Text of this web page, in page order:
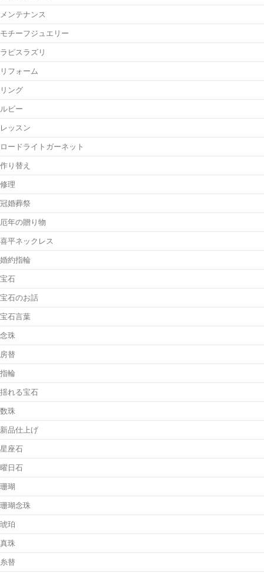
メンテナンス
モチーフジュエリー
ラピスラズリ
リフォーム
リング
ルビー
レッスン
ロードライトガーネット
作り替え
修理
冠婚葬祭
厄年の贈り物
喜平ネックレス
婚約指輪
宝石
宝石のお話
宝石言葉
念珠
房替
指輪
揺れる宝石
数珠
新品仕上げ
星座石
曜日石
珊瑚
珊瑚念珠
琥珀
真珠
糸替